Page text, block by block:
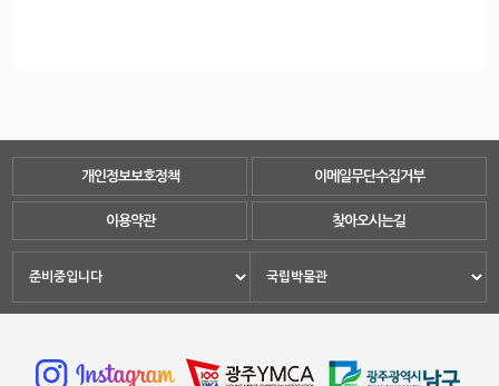
개인정보보호정책 이메일무단수집거부
이용약관 찾아오시는길